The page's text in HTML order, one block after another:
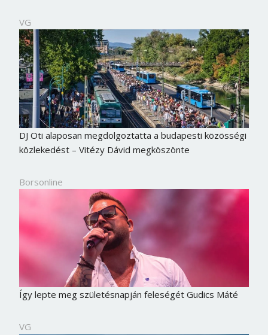
VG
DJ Oti alaposan megdolgoztatta a budapesti közösségi
közlekedést – Vitézy Dávid megköszönte
Borsonline
Így lepte meg születésnapján feleségét Gudics Máté
VG